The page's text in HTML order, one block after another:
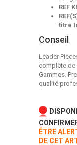
REF
titre
Conseil
Leader
complète de
Gammes.
qualité
ÊTRE
DE CET